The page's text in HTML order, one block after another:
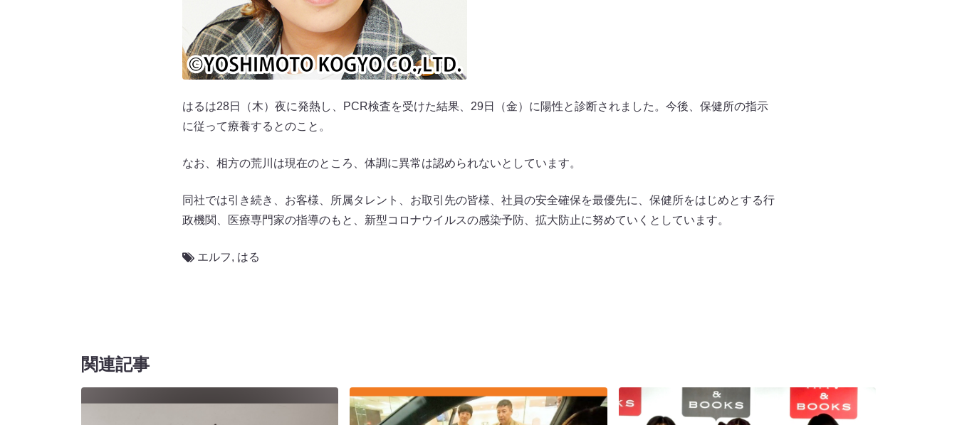
はるは28日（木）夜に発熱し、PCR検査を受けた結果、29日（金）に陽性と診断されました。今後、保健所の指示
に従って療養するとのこと。
なお、相方の荒川は現在のところ、体調に異常は認められないとしています。
同社では引き続き、お客様、所属タレント、お取引先の皆様、社員の安全確保を最優先に、保健所をはじめとする行
政機関、医療専門家の指導のもと、新型コロナウイルスの感染予防、拡大防止に努めていくとしています。
エルフ, はる
関連記事